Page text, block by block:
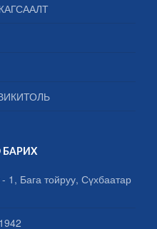
БАРИХ
1, Бага тойруу, Сүхбаатар